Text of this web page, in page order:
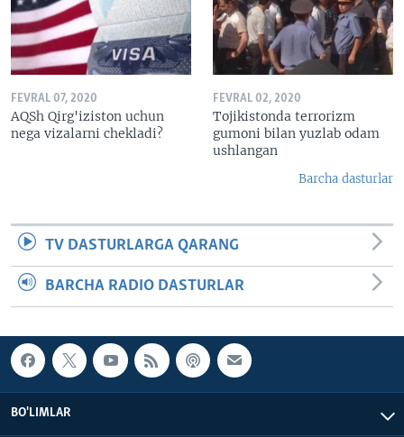
FEVRAL 07, 2020
AQSh Qirg'iziston uchun
nega vizalarni chekladi?
FEVRAL 02, 2020
Tojikistonda terrorizm
gumoni bilan yuzlab odam
ushlangan
Barcha dasturlar
TV DASTURLARGA QARANG
BARCHA RADIO DASTURLAR
BO'LIMLAR